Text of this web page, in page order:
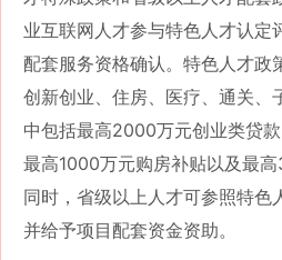
业互联网人才参与特色人才认定
配套服务资格确认。特色人才政
创新创业、住房、医疗、通关、
中包括最高2000万元创业类贷款
最高1000万元购房补贴以及最高
同时，省级以上人才可参照特色
并给予项目配套资金资助。